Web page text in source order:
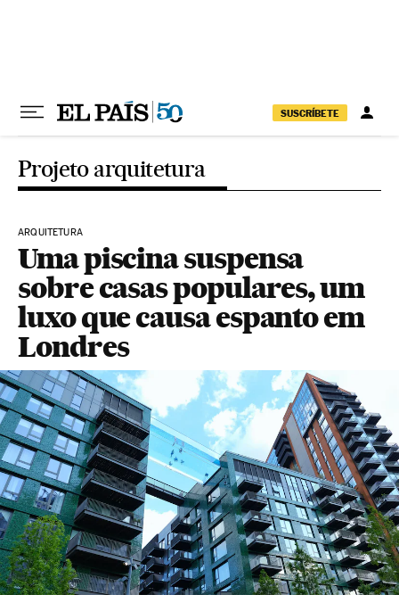
SUSCRÍBETE
Projeto arquitetura
ARQUITETURA
Uma piscina suspensa
sobre casas populares, um
luxo que causa espanto em
Londres